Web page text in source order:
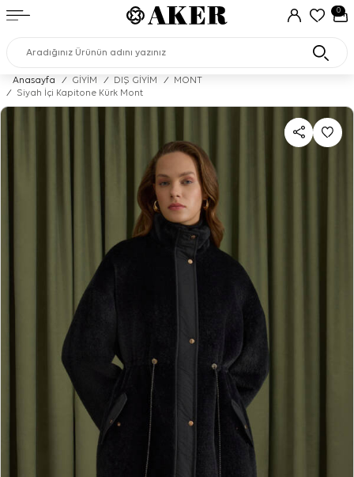
0
Anasayfa / GİYİM / DIŞ GİYİM /
MONT
/
Siyah İçi Kapitone Kürk Mont